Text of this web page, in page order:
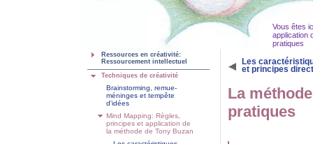
Vous êtes
application
pratiques
Ressources en créativité:
Ressourcement intellectuel
Techniques de créativité
Brainstorming, remue-
méninges et tempête
d'idées
Mind Mapping: Règles,
principes et application de
la méthode de Tony Buzan
Les
et principes
La
pratiques